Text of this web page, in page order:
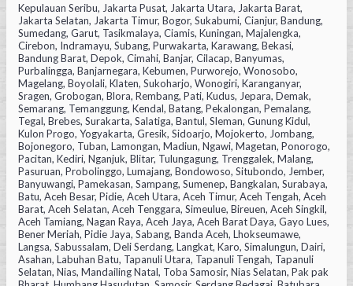
Kepulauan Seribu, Jakarta Pusat, Jakarta Utara, Jakarta Barat,
Jakarta Selatan, Jakarta Timur, Bogor, Sukabumi, Cianjur, Bandung,
Sumedang, Garut, Tasikmalaya, Ciamis, Kuningan, Majalengka,
Cirebon, Indramayu, Subang, Purwakarta, Karawang, Bekasi,
Bandung Barat, Depok, Cimahi, Banjar, Cilacap, Banyumas,
Purbalingga, Banjarnegara, Kebumen, Purworejo, Wonosobo,
Magelang, Boyolali, Klaten, Sukoharjo, Wonogiri, Karanganyar,
Sragen, Grobogan, Blora, Rembang, Pati, Kudus, Jepara, Demak,
Semarang, Temanggung, Kendal, Batang, Pekalongan, Pemalang,
Tegal, Brebes, Surakarta, Salatiga, Bantul, Sleman, Gunung Kidul,
Kulon Progo, Yogyakarta, Gresik, Sidoarjo, Mojokerto, Jombang,
Bojonegoro, Tuban, Lamongan, Madiun, Ngawi, Magetan, Ponorogo,
Pacitan, Kediri, Nganjuk, Blitar, Tulungagung, Trenggalek, Malang,
Pasuruan, Probolinggo, Lumajang, Bondowoso, Situbondo, Jember,
Banyuwangi, Pamekasan, Sampang, Sumenep, Bangkalan, Surabaya,
Batu, Aceh Besar, Pidie, Aceh Utara, Aceh Timur, Aceh Tengah, Aceh
Barat, Aceh Selatan, Aceh Tenggara, Simeulue, Bireuen, Aceh Singkil,
Aceh Tamiang, Nagan Raya, Aceh Jaya, Aceh Barat Daya, Gayo Lues,
Bener Meriah, Pidie Jaya, Sabang, Banda Aceh, Lhokseumawe,
Langsa, Sabussalam, Deli Serdang, Langkat, Karo, Simalungun, Dairi,
Asahan, Labuhan Batu, Tapanuli Utara, Tapanuli Tengah, Tapanuli
Selatan, Nias, Mandailing Natal, Toba Samosir, Nias Selatan, Pak pak